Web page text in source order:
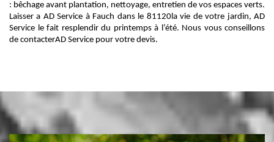
: bêchage avant plantation, nettoyage, entretien de vos espaces verts.
Laisser a AD Service à Fauch dans le 81120la vie de votre jardin, AD
Service le fait resplendir du printemps à l’été. Nous vous conseillons
de contacterAD Service pour votre devis.